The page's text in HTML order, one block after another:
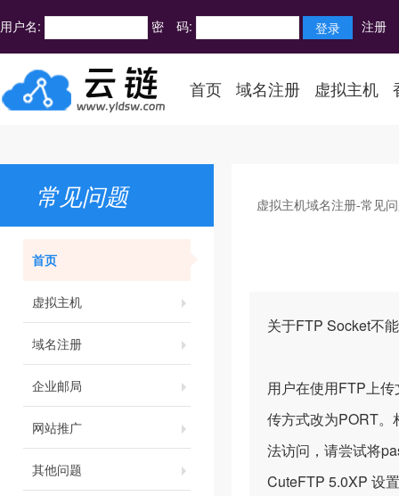
用户名: 密 码: 注册
首页 域名注册 虚拟主机
常见问题
首页
虚拟主机
域名注册
企业邮局
网站推广
其他问题
虚拟主机域名注册-常见
关于FTP Socket不
用户在使用FTP上
传方式改为PORT。
法访问，请尝试将
CuteFTP 5.0XP 设